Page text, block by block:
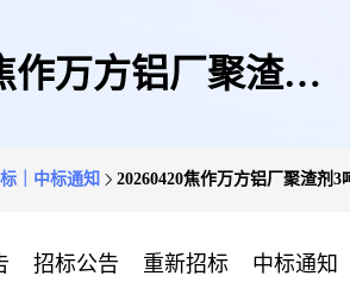
作万方铝厂聚渣剂3
｜中标通知 20260420焦作万方铝厂聚渣剂3
招标公告 重新招标 中标通知